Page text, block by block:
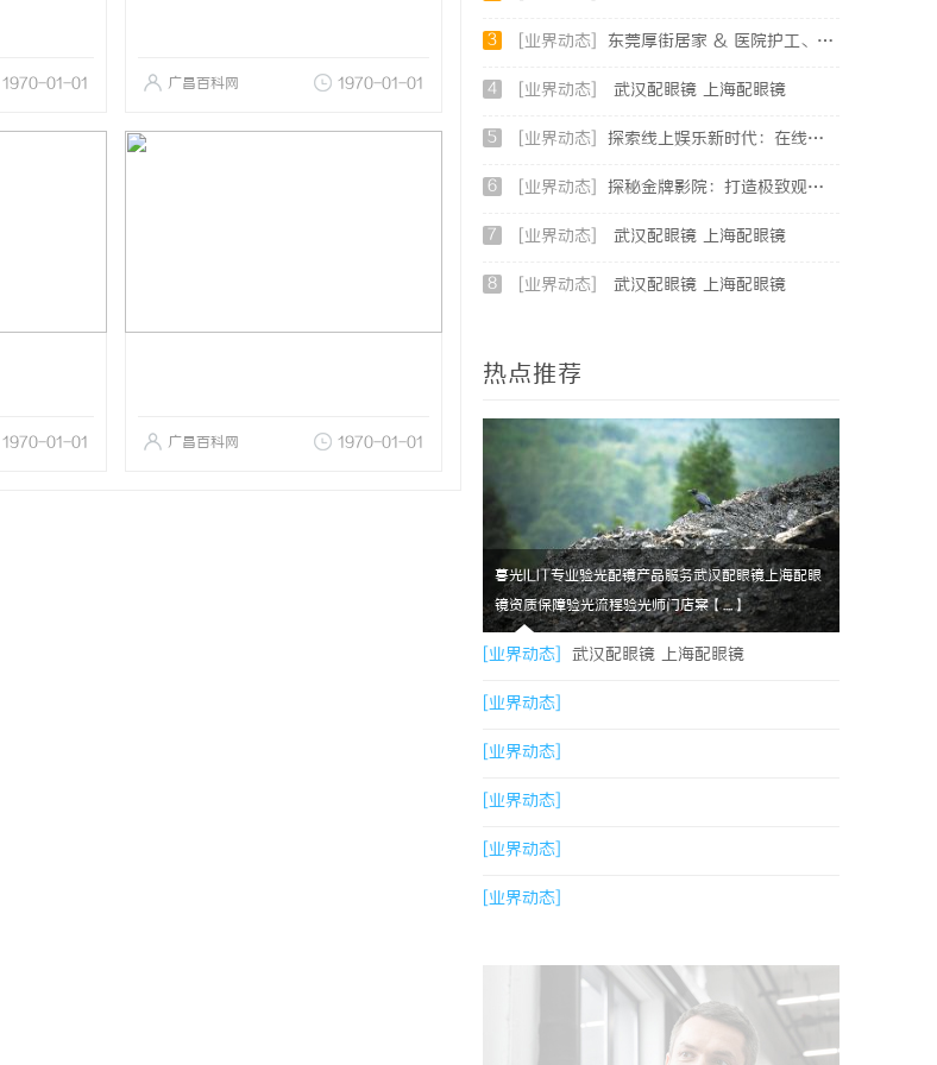
1970-01-01 广昌百科网 1970-01-01
1970-01-01 广昌百科网 1970-01-01
3 [业界动态] 东莞厚街居家 & 医院护工、老人陪护选购民生参考指南
4 [业界动态] 武汉配眼镜 上海配眼镜
5 [业界动态] 探索线上娱乐新时代：在线影院平台的魅力与未来发展趋势
6 [业界动态] 探秘金牌影院：打造极致观影体验的新时代标杆
7 [业界动态] 武汉配眼镜 上海配眼镜
8 [业界动态] 武汉配眼镜 上海配眼镜
热点推荐
暮光ILIT专业验光配镜产品服务武汉配眼镜上海配眼
镜资质保障验光流程验光师门店案【....】
[业界动态] 武汉配眼镜 上海配眼镜
[业界动态]
[业界动态]
[业界动态]
[业界动态]
[业界动态]